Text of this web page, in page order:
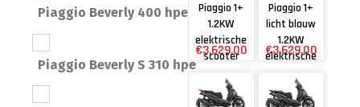
Piaggio Beverly 400 hpe
Piaggio Beverly S 310 hpe
Piaggio 1+
1.2KW
elektrische
scooter
forever grey
€3,629.00
Piaggio 1+
licht blauw
1.2KW
elektrische
€3,629.00